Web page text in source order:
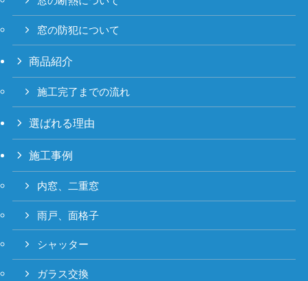
窓の防犯について
商品紹介
施工完了までの流れ
選ばれる理由
施工事例
内窓、二重窓
雨戸、面格子
シャッター
ガラス交換